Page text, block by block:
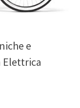
e
Elettrica